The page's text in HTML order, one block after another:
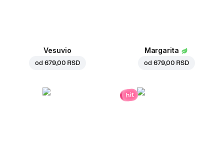
Vesuvio
od 679,00 RSD
Margarita
od 679,00 RSD
hit